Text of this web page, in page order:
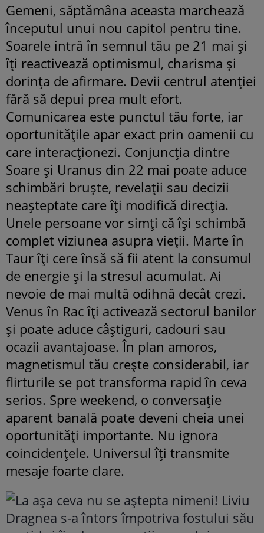
Gemeni, săptămâna aceasta marchează
începutul unui nou capitol pentru tine.
Soarele intră în semnul tău pe 21 mai și
îți reactivează optimismul, charisma și
dorința de afirmare. Devii centrul atenției
fără să depui prea mult efort.
Comunicarea este punctul tău forte, iar
oportunitățile apar exact prin oamenii cu
care interacționezi. Conjuncția dintre
Soare și Uranus din 22 mai poate aduce
schimbări bruște, revelații sau decizii
neașteptate care îți modifică direcția.
Unele persoane vor simți că își schimbă
complet viziunea asupra vieții. Marte în
Taur îți cere însă să fii atent la consumul
de energie și la stresul acumulat. Ai
nevoie de mai multă odihnă decât crezi.
Venus în Rac îți activează sectorul banilor
și poate aduce câștiguri, cadouri sau
ocazii avantajoase. În plan amoros,
magnetismul tău crește considerabil, iar
flirturile se pot transforma rapid în ceva
serios. Spre weekend, o conversație
aparent banală poate deveni cheia unei
oportunități importante. Nu ignora
coincidențele. Universul îți transmite
mesaje foarte clare.